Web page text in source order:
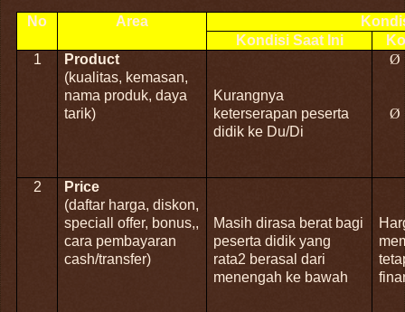
No Area
Kondisi Saat Ini
1
Product
(kualitas, kemasan,
nama produk, daya
tarik)
Kurangnya
keterserapan peserta
didik ke Du/Di
Ø
Ø
2
Price
(daftar harga, diskon,
speciall offer, bonus,,
cara pembayaran
cash/transfer)
Masih dirasa berat bagi
peserta didik yang
rata2 berasal dari
menengah ke bawah